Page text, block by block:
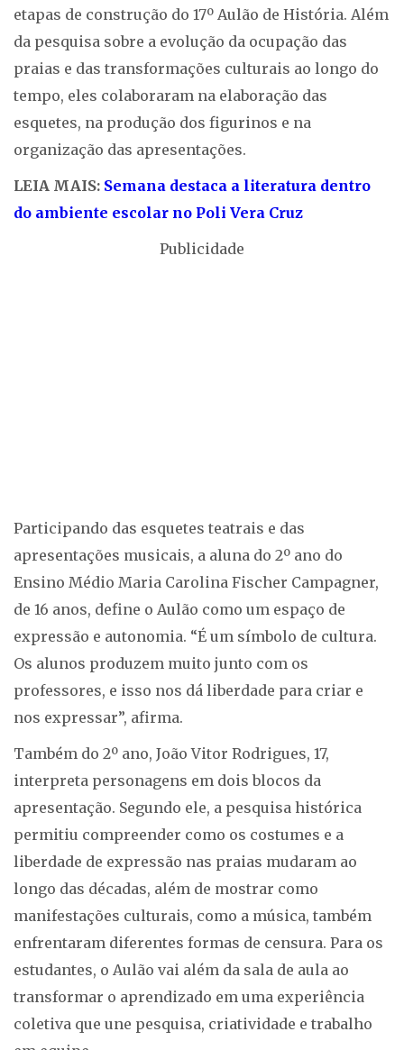
etapas de construção do 17º Aulão de História. Além
da pesquisa sobre a evolução da ocupação das
praias e das transformações culturais ao longo do
tempo, eles colaboraram na elaboração das
esquetes, na produção dos figurinos e na
organização das apresentações.
LEIA MAIS: Semana destaca a literatura dentro
do ambiente escolar no Poli Vera Cruz
Publicidade
Participando das esquetes teatrais e das
apresentações musicais, a aluna do 2º ano do
Ensino Médio Maria Carolina Fischer Campagner,
de 16 anos, define o Aulão como um espaço de
expressão e autonomia. “É um símbolo de cultura.
Os alunos produzem muito junto com os
professores, e isso nos dá liberdade para criar e
nos expressar”, afirma.
Também do 2º ano, João Vitor Rodrigues, 17,
interpreta personagens em dois blocos da
apresentação. Segundo ele, a pesquisa histórica
permitiu compreender como os costumes e a
liberdade de expressão nas praias mudaram ao
longo das décadas, além de mostrar como
manifestações culturais, como a música, também
enfrentaram diferentes formas de censura. Para os
estudantes, o Aulão vai além da sala de aula ao
transformar o aprendizado em uma experiência
coletiva que une pesquisa, criatividade e trabalho